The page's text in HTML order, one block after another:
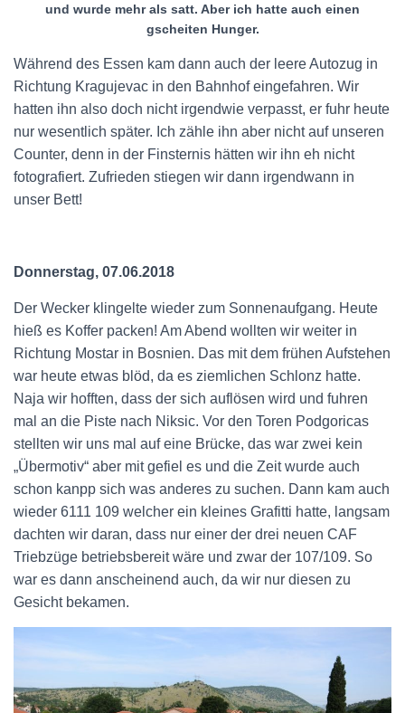
und wurde mehr als satt. Aber ich hatte auch einen
gscheiten Hunger.
Während des Essen kam dann auch der leere Autozug in
Richtung Kragujevac in den Bahnhof eingefahren. Wir
hatten ihn also doch nicht irgendwie verpasst, er fuhr heute
nur wesentlich später. Ich zähle ihn aber nicht auf unseren
Counter, denn in der Finsternis hätten wir ihn eh nicht
fotografiert. Zufrieden stiegen wir dann irgendwann in
unser Bett!
Donnerstag, 07.06.2018
Der Wecker klingelte wieder zum Sonnenaufgang. Heute
hieß es Koffer packen! Am Abend wollten wir weiter in
Richtung Mostar in Bosnien. Das mit dem frühen Aufstehen
war heute etwas blöd, da es ziemlichen Schlonz hatte.
Naja wir hofften, dass der sich auflösen wird und fuhren
mal an die Piste nach Niksic. Vor den Toren Podgoricas
stellten wir uns mal auf eine Brücke, das war zwei kein
„Übermotiv“ aber mit gefiel es und die Zeit wurde auch
schon kanpp sich was anderes zu suchen. Dann kam auch
wieder 6111 109 welcher ein kleines Grafitti hatte, langsam
dachten wir daran, dass nur einer der drei neuen CAF
Triebzüge betriebsbereit wäre und zwar der 107/109. So
war es dann anscheinend auch, da wir nur diesen zu
Gesicht bekamen.